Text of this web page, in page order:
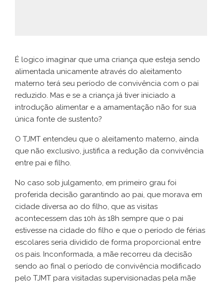
É logico imaginar que uma criança que esteja sendo
alimentada unicamente através do aleitamento
materno terá seu período de convivência com o pai
reduzido. Mas e se a criança já tiver iniciado a
introdução alimentar e a amamentação não for sua
única fonte de sustento?
O TJMT entendeu que o aleitamento materno, ainda
que não exclusivo, justifica a redução da convivência
entre pai e filho.
No caso sob julgamento, em primeiro grau foi
proferida decisão garantindo ao pai, que morava em
cidade diversa ao do filho, que as visitas
acontecessem das 10h às 18h sempre que o pai
estivesse na cidade do filho e que o período de férias
escolares seria dividido de forma proporcional entre
os pais. Inconformada, a mãe recorreu da decisão
sendo ao final o período de convivência modificado
pelo TJMT para visitadas supervisionadas pela mãe